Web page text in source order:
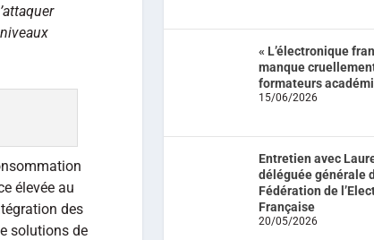
élevée au
des
solutions de
« L’électronique
manque
formateurs
15/06/2026
Entretien avec
déléguée générale
Fédération de
Française
20/05/2026